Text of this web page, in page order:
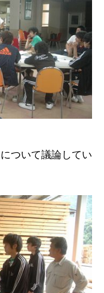
ついて議論してい